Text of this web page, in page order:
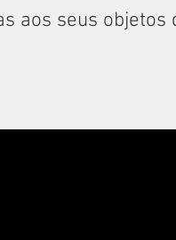
aos seus objetos